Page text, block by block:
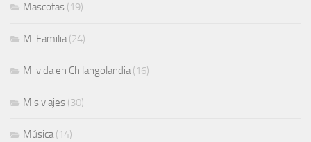
Mascotas (19)
Mi Familia(24)
Mi vida en Chilangolandia(16)
Mis viajes (30)
Música(14)